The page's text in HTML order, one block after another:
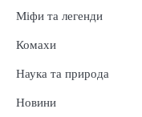
Міфи та легенди
Комахи
Наука та природа
Новини